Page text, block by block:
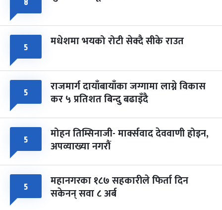
५ मधेशमा भयको रोटी सेक्दै सीके राउत
५ राजमार्ग दायाँबायाँका जग्गामा लाग्ने विकास
कर ५ प्रतिशत बिन्दु बढाइँदै
५ मोहन तिम्सिनाजी- मार्क्सवाद देववाणी होइन,
अपव्याख्या नगरौं
५ महानगरका १८७ सहकारीले फिर्ता दिन
सकेनन् सवा ८ अर्ब